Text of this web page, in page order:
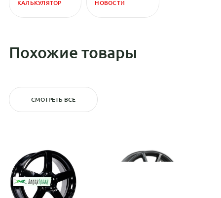
КАЛЬКУЛЯТОР НОВОСТИ
Похожие товары
СМОТРЕТЬ ВСЕ